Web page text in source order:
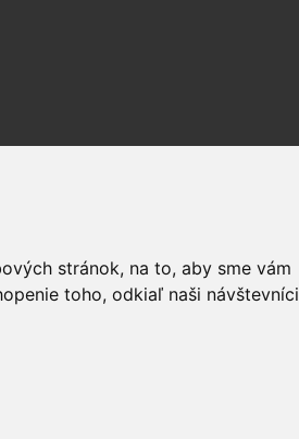
stránok, na to, aby sme vám
toho, odkiaľ naši návštevníci